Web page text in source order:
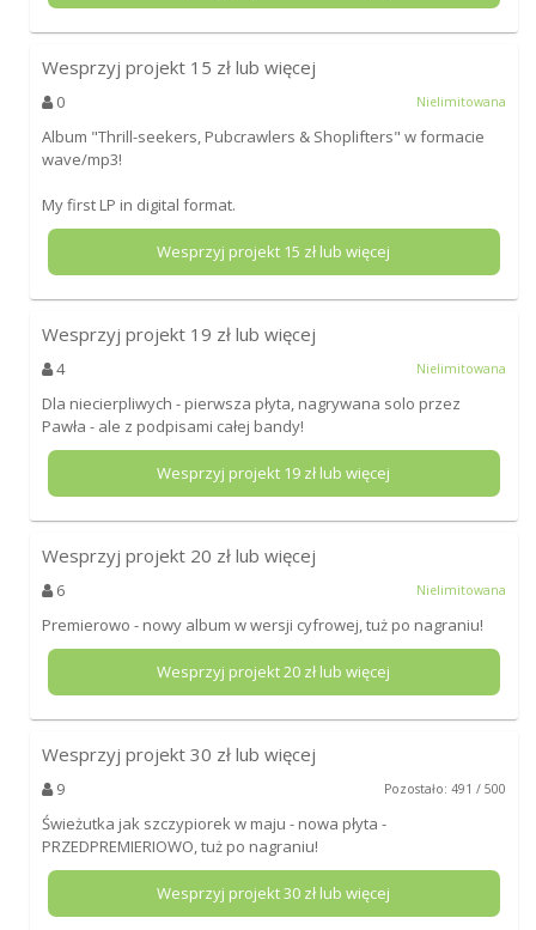
Wesprzyj projekt 15 zł lub więcej
0 Nielimitowana
Album "Thrill-seekers, Pubcrawlers & Shoplifters" w formacie
wave/mp3!
My first LP in digital format.
Wesprzyj projekt 15 zł lub więcej
Wesprzyj projekt 19 zł lub więcej
4 Nielimitowana
Dla niecierpliwych - pierwsza płyta, nagrywana solo przez
Pawła - ale z podpisami całej bandy!
Wesprzyj projekt 19 zł lub więcej
Wesprzyj projekt 20 zł lub więcej
6 Nielimitowana
Premierowo - nowy album w wersji cyfrowej, tuż po nagraniu!
Wesprzyj projekt20 zł lub więcej
Wesprzyj projekt 30 zł lub więcej
9 Pozostało: 491 / 500
Świeżutka jak szczypiorek w maju - nowa płyta -
PRZEDPREMIERIOWO, tuż po nagraniu!
Wesprzyj projekt30 zł lub więcej